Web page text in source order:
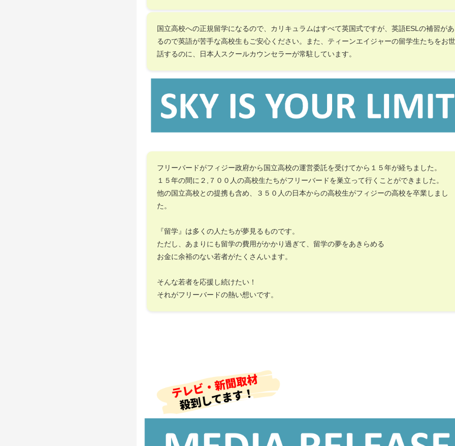
国立高校への正規留学になるので、カリキュラムはすべて英国式ですが、英語ESLの補習があ
るので英語が苦手な高校生もご安心ください。また、ティーンエイジャーの留学生たちをお世
話するのに、日本人スクールカウンセラーが常駐しています。
フリーバードがフィジー政府から国立高校の運営委託を受けてから１５年が経ちました。
１５年の間に２,７００人の高校生たちがフリーバードを巣立って行くことができました。
他の国立高校との提携も含め、３５０人の日本からの高校生がフィジーの高校を卒業しまし
た。
『留学』は多くの人たちが夢見るものです。
ただし、あまりにも留学の費用がかかり過ぎて、留学の夢をあきらめる
お金に余裕のない若者がたくさんいます。
そんな若者を応援し続けたい！
それがフリーバードの熱い想いです。